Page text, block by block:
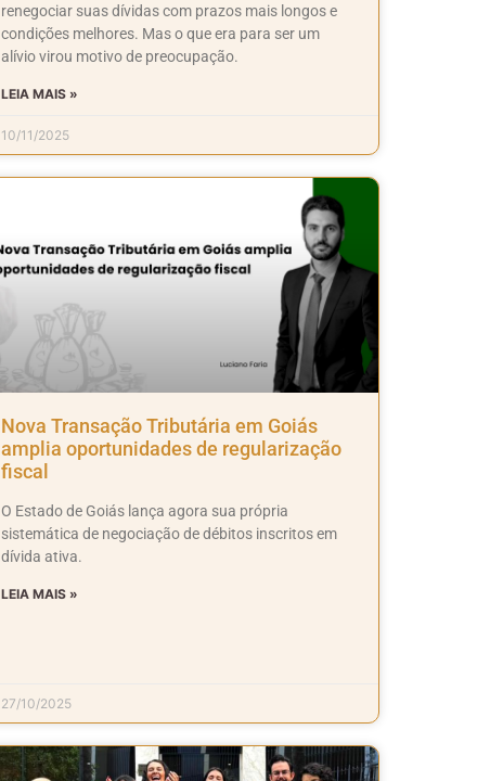
renegociar suas dívidas com prazos mais longos e
condições melhores. Mas o que era para ser um
alívio virou motivo de preocupação.
LEIA MAIS »
10/11/2025
Nova Transação Tributária em Goiás
amplia oportunidades de regularização
fiscal
O Estado de Goiás lança agora sua própria
sistemática de negociação de débitos inscritos em
dívida ativa.
LEIA MAIS »
27/10/2025